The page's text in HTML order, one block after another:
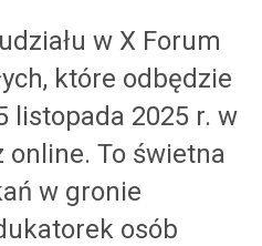
w X Forum
które odbędzie
listopada 2025 r. w
online. To świetna
w gronie
osób